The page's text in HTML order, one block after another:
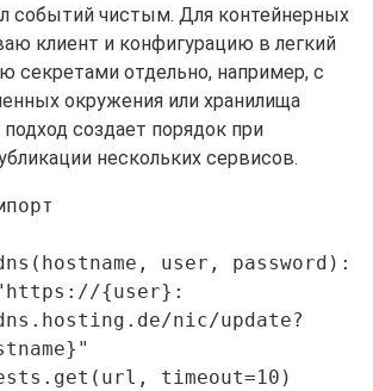
событий чистым. Для контейнерных
клиент и конфигурацию в легкий
секретами отдельно, например, с
окружения или хранилища
создает порядок при
нескольких сервисов.
user, password):
nic/update?